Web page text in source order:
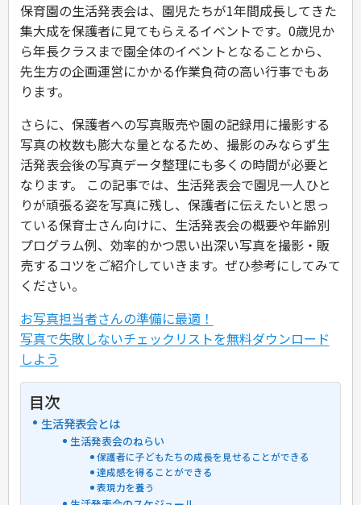
保育園の生活発表会は、園児たちが1年間成長してきた
集大成を保護者に見てもらえるイベントです。0歳児か
ら年長クラスまで園全体のイベントとなることから、
先生方の企画運営にかかる作業負荷の高い行事でもあ
ります。
さらに、保護者への写真販売や園の記録用に撮影する
写真の枚数も膨大な量となるため、撮影のみならず生
活発表会後の写真データ整理にも多くの時間が必要と
なります。 この記事では、生活発表会で園児一人ひと
りが頑張る姿を写真に残し、保護者に伝えたいと思っ
ている保育士さん向けに、生活発表会の概要や年齢別
プログラム例、効率的かつ思い出深い写真を撮影・販
売するコツをご紹介していきます。ぜひ参考にしてみて
ください。
お写真担当者さんの準備に最適！
写真で失敗しないチェックリストを無料ダウンロード
しよう
目次
生活発表会とは
生活発表会のねらい
保護者に子どもたちの成長を見せることができる
達成感を得ることができる
表現力を養う